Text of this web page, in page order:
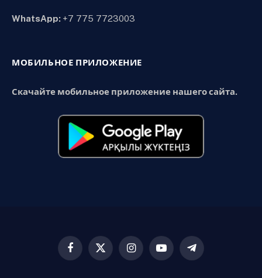
WhatsApp: +7 775 7723003
МОБИЛЬНОЕ ПРИЛОЖЕНИЕ
Скачайте мобильное приложение нашего сайта.
Facebook
X
InstagramYouTubeTelegram